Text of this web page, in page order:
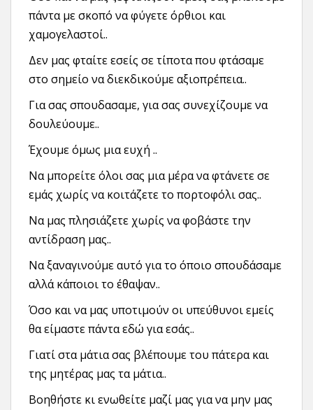
πάντα με σκοπό να φύγετε όρθιοι και
χαμογελαστοί..
Δεν μας φταίτε εσείς σε τίποτα που φτάσαμε
στο σημείο να διεκδικούμε αξιοπρέπεια..
Για σας σπουδασαμε, για σας συνεχίζουμε να
δουλεύουμε..
Έχουμε όμως μια ευχή ..
Να μπορείτε όλοι σας μια μέρα να φτάνετε σε
εμάς χωρίς να κοιτάζετε το πορτοφόλι σας..
Να μας πλησιάζετε χωρίς να φοβάστε την
αντίδραση μας..
Να ξαναγινούμε αυτό για το όποιο σπουδάσαμε
αλλά κάποιοι το έθαψαν..
Όσο και να μας υποτιμούν οι υπεύθυνοι εμείς
θα είμαστε πάντα εδώ για εσάς..
Γιατί στα μάτια σας βλέπουμε του πάτερα και
της μητέρας μας τα μάτια..
Βοηθήστε κι ενωθείτε μαζί μας για να μην μας